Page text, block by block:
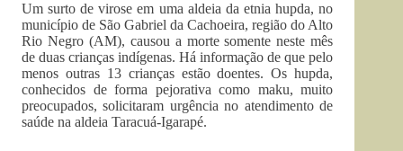
Um surto de virose em uma aldeia da etnia hupda, no
município de São Gabriel da Cachoeira, região do Alto
Rio Negro (AM), causou a morte somente neste mês
de duas crianças indígenas. Há informação de que pelo
menos outras 13 crianças estão doentes. Os hupda,
conhecidos de forma pejorativa como maku, muito
preocupados, solicitaram urgência no atendimento de
saúde na aldeia Taracuá-Igarapé.